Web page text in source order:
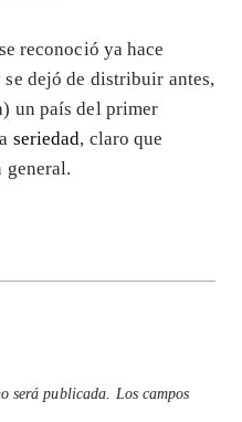
reconoció ya hace
dejó de distribuir antes,
un país del primer
seriedad, claro que
general.
será publicada.
Los campos